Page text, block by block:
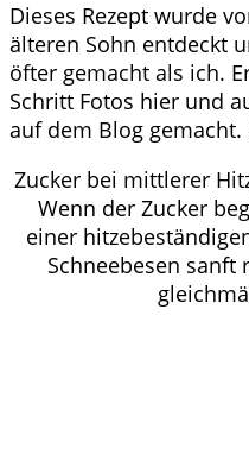
Dieses Rezept wurde
älteren Sohn entdeckt
öfter gemacht als ich.
Schritt Fotos hier und
auf dem Blog gemacht.
Zucker bei mittlerer
Wenn der Zucker
einer
Schneebesen